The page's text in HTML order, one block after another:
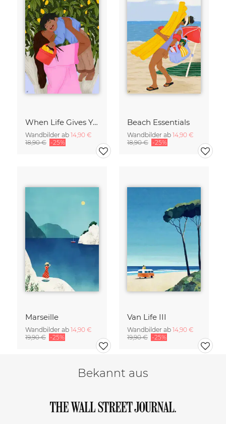
When Life Gives You Lemons
Wandbilder ab 14,90 €
18,90 € -25%
Beach Essentials
Wandbilder ab 14,90 €
18,90 € -25%
Marseille
Wandbilder ab 14,90 €
19,90 € -25%
Van Life III
Wandbilder ab 14,90 €
19,90 € -25%
Bekannt aus